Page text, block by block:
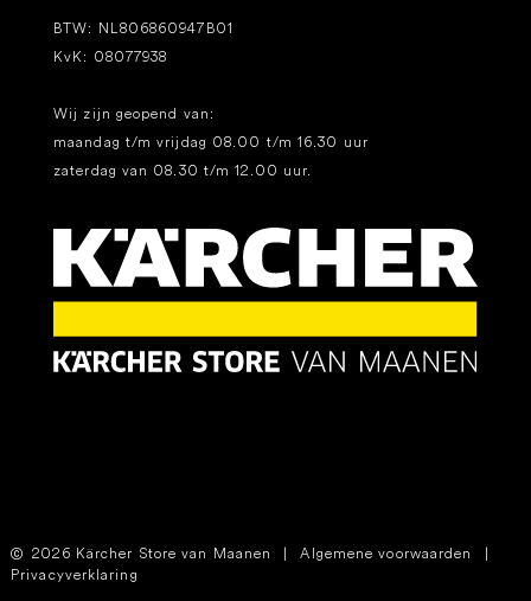
BTW: NL806860947B01
KvK: 08077938
Wij zijn geopend van:
maandag t/m vrijdag 08.00 t/m 16.30 uur
zaterdag van 08.30 t/m 12.00 uur.
2026 Kärcher Store van Maanen | Algemene voorwaarden
|
Privacyverklaring